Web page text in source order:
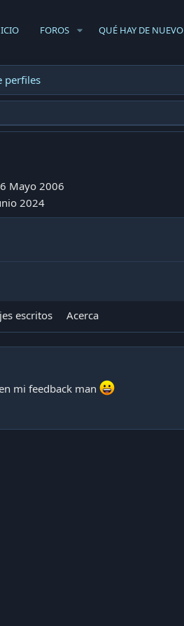
FOROS QUÉ HAY DE NUEVO
perfiles
Mayo 2006
2024
escritos Acerca
mi feedback man